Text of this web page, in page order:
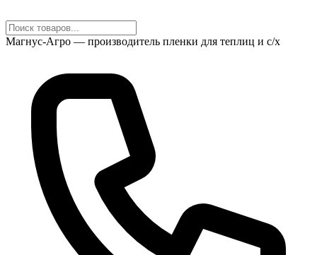
Магнус-Агро — производитель пленки для теплиц и с/х